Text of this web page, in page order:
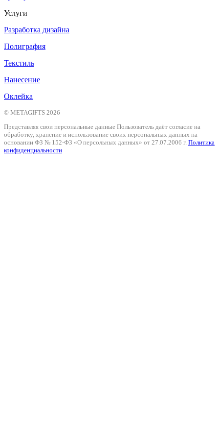
Услуги
Разработка дизайна
Полиграфия
Текстиль
Нанесение
Оклейка
© METAGIFTS 2026
Представляя свои персональные данные Пользователь даёт согласие на
обработку, хранение и использование своих персональных данных на
основании ФЗ № 152-ФЗ «О персольных данных» от 27.07.2006 г. Политика
конфиденциальности